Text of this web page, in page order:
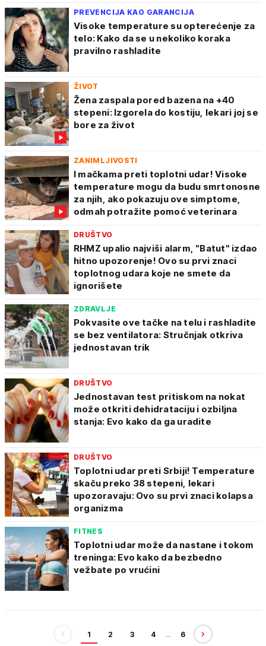
PREVENCIJA KAO GARANCIJA
Visoke temperature su opterećenje za
telo: Kako da se u nekoliko koraka
pravilno rashladite
ŽIVOT
Žena zaspala pored bazena na +40
stepeni: Izgorela do kostiju, lekari joj se
bore za život
ZANIMLJIVOSTI
I mačkama preti toplotni udar! Visoke
temperature mogu da budu smrtonosne
za njih, ako pokazuju ove simptome,
odmah potražite pomoć veterinara
DRUŠTVO
RHMZ upalio najviši alarm, "Batut" izdao
hitno upozorenje! Ovo su prvi znaci
toplotnog udara koje ne smete da
ignorišete
ZDRAVLJE
Pokvasite ove tačke na telu i rashladite
se bez ventilatora: Stručnjak otkriva
jednostavan trik
DRUŠTVO
Jednostavan test pritiskom na nokat
može otkriti dehidrataciju i ozbiljna
stanja: Evo kako da ga uradite
DRUŠTVO
Toplotni udar preti Srbiji! Temperature
skaču preko 38 stepeni, lekari
upozoravaju: Ovo su prvi znaci kolapsa
organizma
FITNES
Toplotni udar može da nastane i tokom
treninga: Evo kako da bezbedno
vežbate po vrućini
1 2 3 4 … 6